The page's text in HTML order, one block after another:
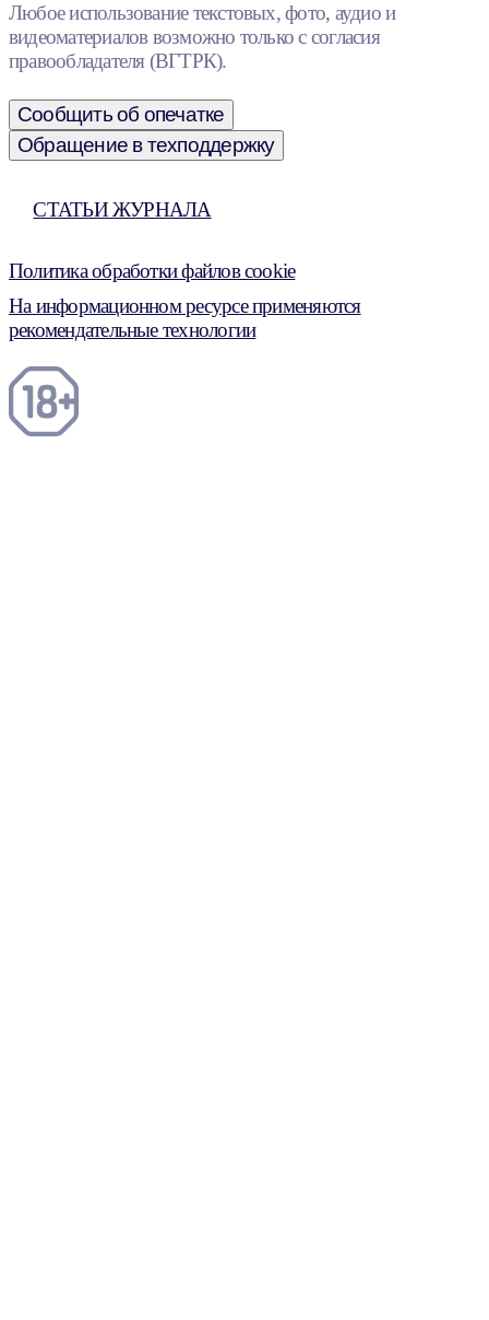
Любое использование текстовых, фото, аудио и
видеоматериалов возможно только с согласия
правообладателя (ВГТРК).
Сообщить об опечатке
Обращение в техподдержку
СТАТЬИ ЖУРНАЛА
Политика обработки файлов cookie
На информационном ресурсе применяются
рекомендательные технологии